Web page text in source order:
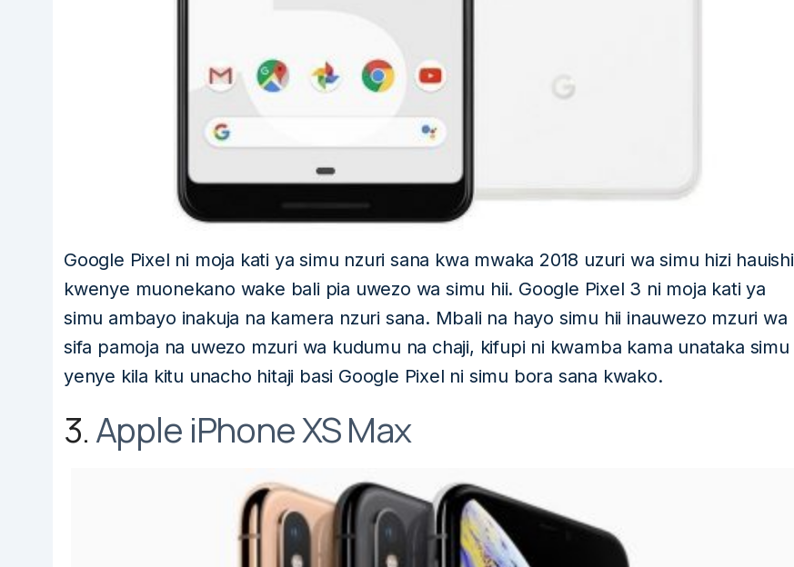
Google Pixel ni moja kati ya simu nzuri sana kwa mwaka 2018 uzuri wa simu hizi hauishi
kwenye muonekano wake bali pia uwezo wa simu hii. Google Pixel 3 ni moja kati ya
simu ambayo inakuja na kamera nzuri sana. Mbali na hayo simu hii inauwezo mzuri wa
sifa pamoja na uwezo mzuri wa kudumu na chaji, kifupi ni kwamba kama unataka simu
yenye kila kitu unacho hitaji basi Google Pixel ni simu bora sana kwako.
3.Apple iPhone XS Max